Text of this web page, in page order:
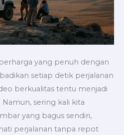
yang penuh dengan
setiap detik perjalanan
berkualitas tentu menjadi
sering kali kita
yang bagus sendiri,
perjalanan tanpa repot